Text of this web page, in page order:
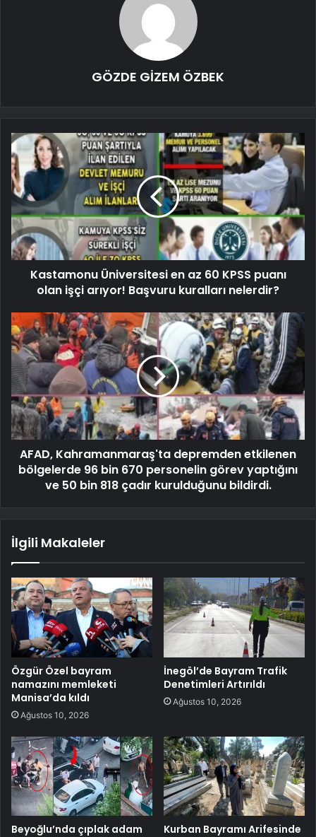
GÖZDE GİZEM ÖZBEK
Kastamonu Üniversitesi en az 60 KPSS puanı
olan işçi arıyor! Başvuru kuralları nelerdir?
AFAD, Kahramanmaraş'ta depremden etkilenen
bölgelerde 96 bin 670 personelin görev yaptığını
ve 50 bin 818 çadır kurulduğunu bildirdi.
İlgili Makaleler
Özgür Özel bayram
namazını memleketi
Manisa’da kıldı
Ağustos 10, 2026
İnegöl’de Bayram Trafik
Denetimleri Artırıldı
Ağustos 10, 2026
Beyoğlu’nda çıplak adam
Kurban Bayramı Arifesinde